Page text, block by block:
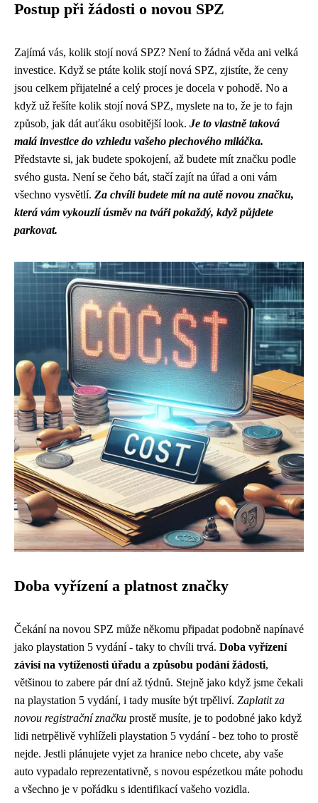
Postup při žádosti o novou SPZ
Zajímá vás, kolik stojí nová SPZ? Není to žádná věda ani velká
investice. Když se ptáte kolik stojí nová SPZ, zjistíte, že ceny
jsou celkem přijatelné a celý proces je docela v pohodě. No a
když už řešíte kolik stojí nová SPZ, myslete na to, že je to fajn
způsob, jak dát auťáku osobitější look. Je to vlastně taková
malá investice do vzhledu vašeho plechového miláčka.
Představte si, jak budete spokojení, až budete mít značku podle
svého gusta. Není se čeho bát, stačí zajít na úřad a oni vám
všechno vysvětlí. Za chvíli budete mít na autě novou značku,
která vám vykouzlí úsměv na tváři pokaždý, když půjdete
parkovat.
Doba vyřízení a platnost značky
Čekání na novou SPZ může někomu připadat podobně napínavé
jako playstation 5 vydání- taky to chvíli trvá. Doba vyřízení
závisí na vytíženosti úřadu a způsobu podání žádosti,
většinou to zabere pár dní až týdnů. Stejně jako když jsme čekali
na playstation 5 vydání, i tady musíte být trpěliví. Zaplatit za
novou registrační značku prostě musíte, je to podobné jako když
lidi netrpělivě vyhlíželi playstation 5 vydání - bez toho to prostě
nejde. Jestli plánujete vyjet za hranice nebo chcete, aby vaše
auto vypadalo reprezentativně, s novou espézetkou máte pohodu
a všechno je v pořádku s identifikací vašeho vozidla.